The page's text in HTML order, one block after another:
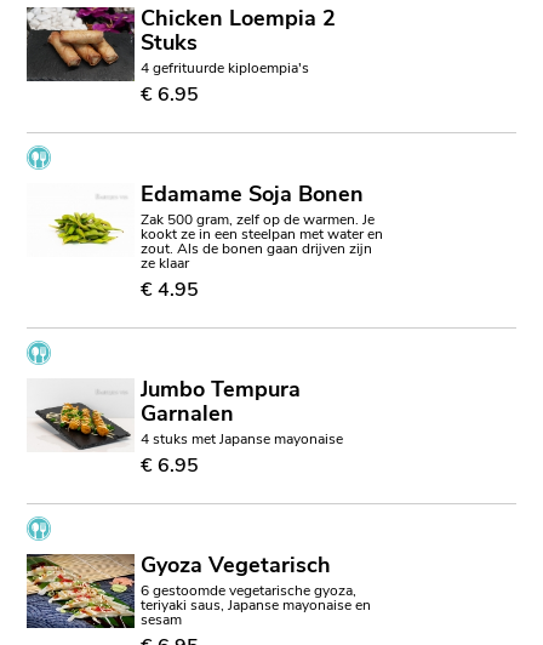
Chicken Loempia 2
Stuks
4 gefrituurde kiploempia's
€ 6.95
Edamame Soja Bonen
Zak 500 gram, zelf op de warmen. Je
kookt ze in een steelpan met water en
zout. Als de bonen gaan drijven zijn
ze klaar
€ 4.95
Jumbo Tempura
Garnalen
4 stuks met Japanse mayonaise
€ 6.95
Gyoza Vegetarisch
6 gestoomde vegetarische gyoza,
teriyaki saus, Japanse mayonaise en
sesam